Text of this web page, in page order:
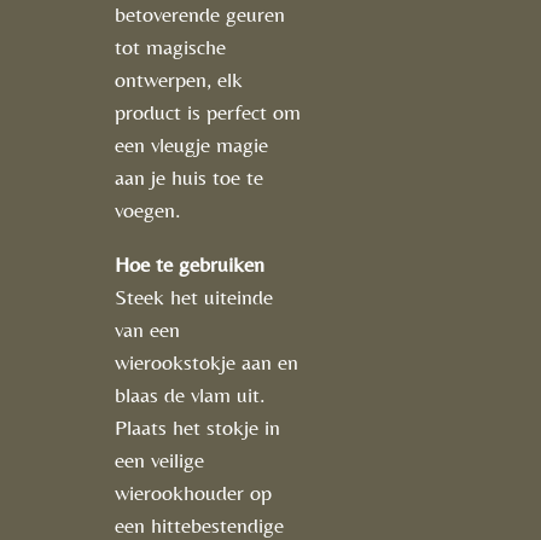
betoverende geuren
tot magische
ontwerpen, elk
product is perfect om
een vleugje magie
aan je huis toe te
voegen.
Hoe te gebruiken
Steek het uiteinde
van een
wierookstokje aan en
blaas de vlam uit.
Plaats het stokje in
een veilige
wierookhouder op
een hittebestendige